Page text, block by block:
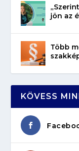
jön az
Több
KÖVESS